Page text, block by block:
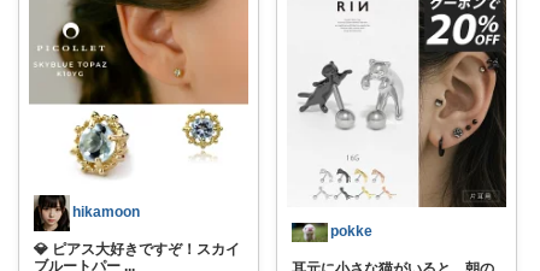
hikamoon
💎 ピアス大好きですぞ！スカイ
ブルートパー ...
pokke